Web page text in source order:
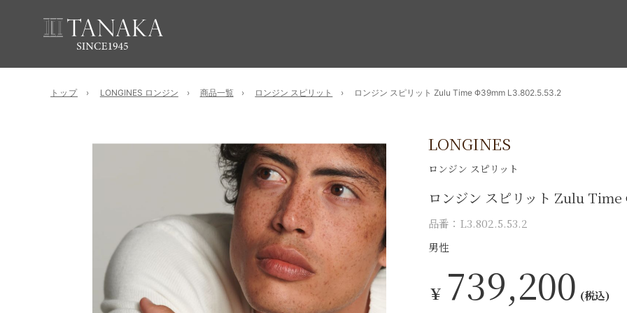
トップ LONGINES ロンジン 商品一覧 ロンジン スピリット ロンジン スピリット Zulu Time Φ39mm L3.802.5.53.2
LONGINES
ロンジン スピリット
ロンジン スピリット Zulu
品番：L3.802.5.53.2
男性
￥ 739,200 (税込)